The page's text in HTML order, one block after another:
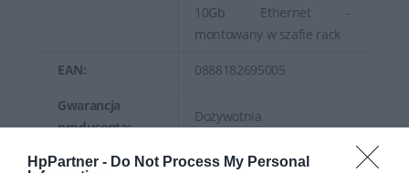
HpPartner - Do Not Process My Personal
10Gb Ethernet -
montowany w szafie rack
EAN: 0888182695005
Gwarancja
producenta:
Dożywotnia
Ogólne